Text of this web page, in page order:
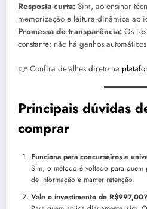
Resposta curta: Sim, ao ensinar
memorização e leitura dinâmica
Promessa de transparência: Os
constante; não há ganhos
👉 Confira detalhes direto na
Principais dúvidas
comprar
Funciona para concurseiros e
Sim, o método é voltado para quem
de informação e manter retenção.
Vale o investimento de R$997,00?